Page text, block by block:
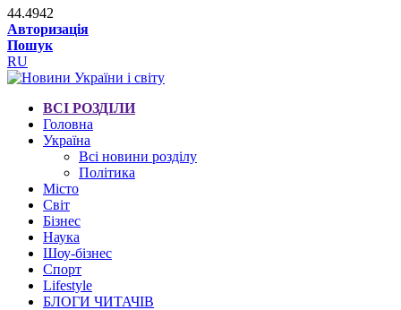
44.4942
Авторизація
Пошук
RU
ВСІ РОЗДІЛИ
Головна
Україна
Всі новини розділу
Політика
Місто
Світ
Бізнес
Наука
Шоу-бізнес
Спорт
Lifestyle
БЛОГИ ЧИТАЧІВ